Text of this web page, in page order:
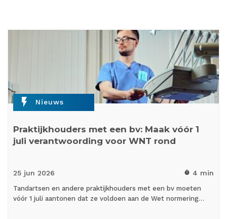
flash_on Nieuws
Praktijkhouders met een bv: Maak vóór 1
juli verantwoording voor WNT rond
25 jun 2026 timer 4 min
Tandartsen en andere praktijkhouders met een bv moeten
vóór 1 juli aantonen dat ze voldoen aan de Wet normering…